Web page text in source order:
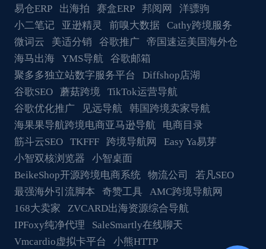
易仓ERP
出海拍 赛盒ERP 邦阅网
洋骠驹
小二笔记
亚逊精灵 前嗅大数据
Cathy跨境服务
微词云
美适分销 谷歌推广
帝国速运美国海外仓
海马出海
YMS导航
谷歌邮箱
聚多多独立站数字服务平台
Diffshop店湖
谷歌SEO
蘑菇跨境
TikTok运营导航
谷歌优化推广
见远导航
韩国跨境卖家导航
海果果导航跨境电商亚马逊导航
电商目录
筋斗云SEO
TKFFF 跨境导航网
Easy Ya易芽
小智双核浏览器
小智桌面
BeikeShop开源跨境电商系统
物流公司
若凡SEO
最强海外引流脚本
奇赞工具
AMC跨境导航网
168大卖家
ZVCARD出海资源综合导航
IPFoxy纯净代理
SaleSmartly在线聊天
Vmcardio虚拟卡平台
小熊HTTP